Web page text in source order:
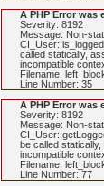
A PHP Error was
Severity: 8192
Message: Non-
called statically,
incompatible
Filename:
Line Number: 35
A PHP Error was
Severity: 8192
Message: Non-
be called
incompatible
Filename:
Line Number: 77